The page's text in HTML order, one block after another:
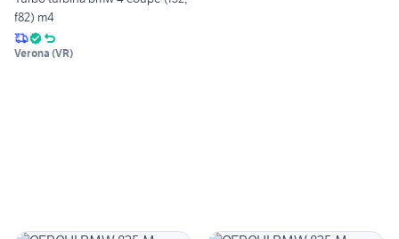
f82) m4
Verona (VR)